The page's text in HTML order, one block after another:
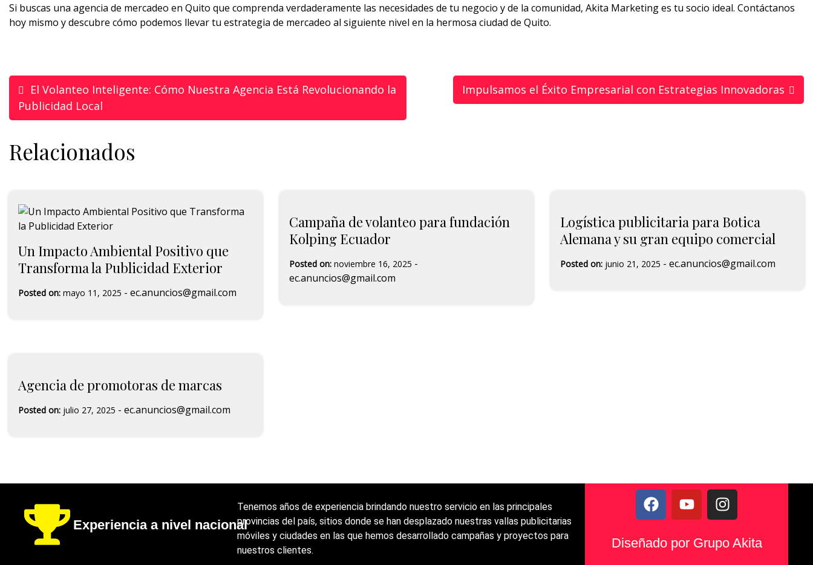
Si buscas una agencia de mercadeo en Quito que comprenda verdaderamente las necesidades de tu negocio y de la comunidad, Akita Marketing es tu socio ideal. Contáctanos
hoy mismo y descubre cómo podemos llevar tu estrategia de mercadeo al siguiente nivel en la hermosa ciudad de Quito.
El Volanteo Inteligente: Cómo Nuestra Agencia Está Revolucionando la
Publicidad Local
Impulsamos el Éxito Empresarial con Estrategias Innovadoras
Relacionados
Un Impacto Ambiental Positivo que
Transforma la Publicidad Exterior
Posted on: mayo 11, 2025 - ec.anuncios@gmail.com
Campaña de volanteo para fundación
Kolping Ecuador
Posted on: noviembre 16, 2025 -
ec.anuncios@gmail.com
Logística publicitaria para Botica
Alemana y su gran equipo comercial
Posted on: junio 21, 2025 - ec.anuncios@gmail.com
Agencia de promotoras de marcas
Posted on: julio 27, 2025 - ec.anuncios@gmail.com
Experiencia a nivel nacional
Tenemos años de experiencia brindando nuestro servicio en las principales
provincias del país, sitios donde se han desplazado nuestras vallas publicitarias
móviles y ciudades en las que hemos desarrollado campañas y proyectos para
nuestros clientes.
Diseñado por Grupo Akita